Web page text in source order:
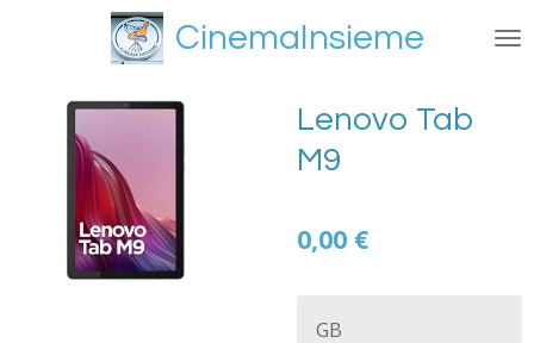
principale
CinemaInsieme
Lenovo Tab
M9
0,00 €
GB